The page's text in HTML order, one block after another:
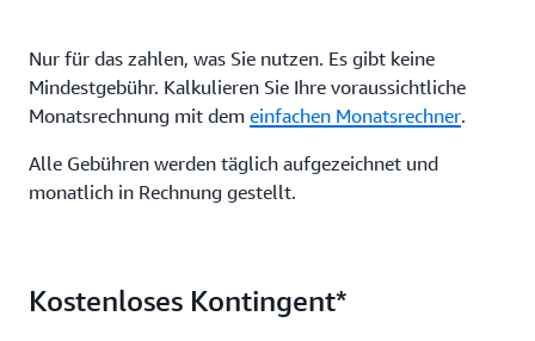
Nur für das zahlen, was Sie nutzen. Es gibt keine
Mindestgebühr. Kalkulieren Sie Ihre voraussichtliche
Monatsrechnung mit dem einfachen Monatsrechner.
Alle Gebühren werden täglich aufgezeichnet und
monatlich in Rechnung gestellt.
Kostenloses Kontingent*